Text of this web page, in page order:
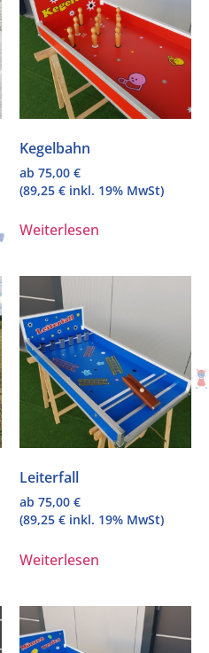
Kegelbahn
ab 75,00 €
(89,25 € inkl. 19% MwSt)
Weiterlesen
Leiterfall
ab 75,00 €
(89,25 € inkl. 19% MwSt)
Weiterlesen